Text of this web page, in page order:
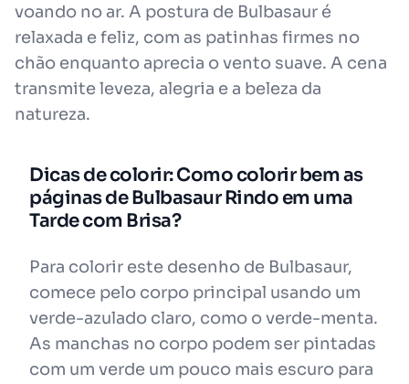
voando no ar. A postura de Bulbasaur é
relaxada e feliz, com as patinhas firmes no
chão enquanto aprecia o vento suave. A cena
transmite leveza, alegria e a beleza da
natureza.
Dicas de colorir: Como colorir bem as
páginas de Bulbasaur Rindo em uma
Tarde com Brisa?
Para colorir este desenho de Bulbasaur,
comece pelo corpo principal usando um
verde-azulado claro, como o verde-menta.
As manchas no corpo podem ser pintadas
com um verde um pouco mais escuro para